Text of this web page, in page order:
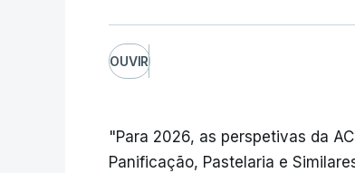
OUVIR
"Para 2026, as perspetivas da
Panificação, Pastelaria e